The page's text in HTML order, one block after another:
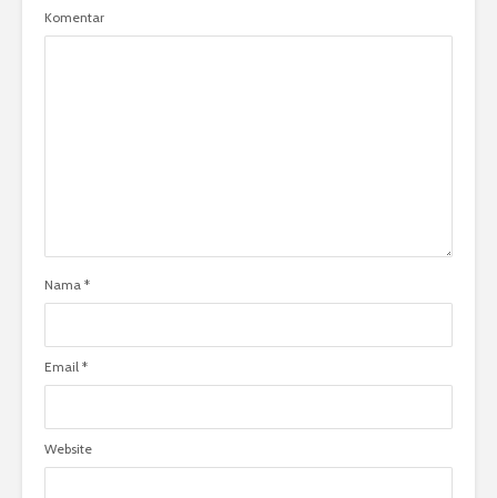
Komentar
Nama *
Email *
Website